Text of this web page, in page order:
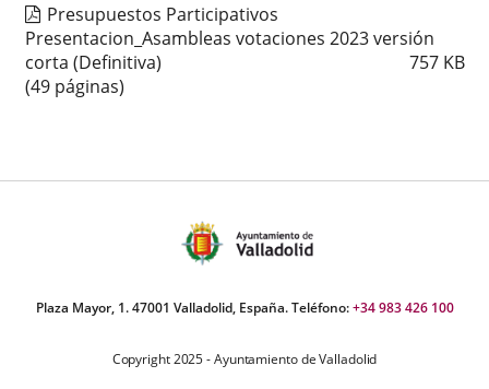
Presupuestos Participativos
Presentacion_Asambleas votaciones 2023 versión
corta (Definitiva)
757 KB
(49 páginas)
Plaza Mayor, 1. 47001 Valladolid, España. Teléfono:+34 983 426 100
Copyright 2025 - Ayuntamiento de Valladolid